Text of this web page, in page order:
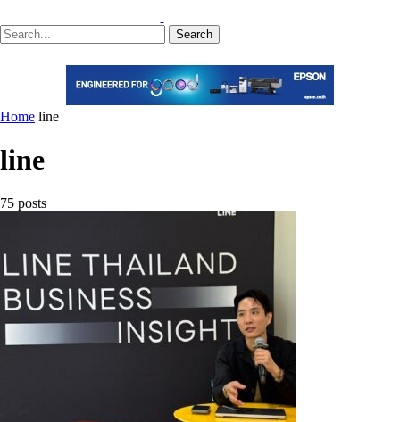
Search
Home line
line
75 posts